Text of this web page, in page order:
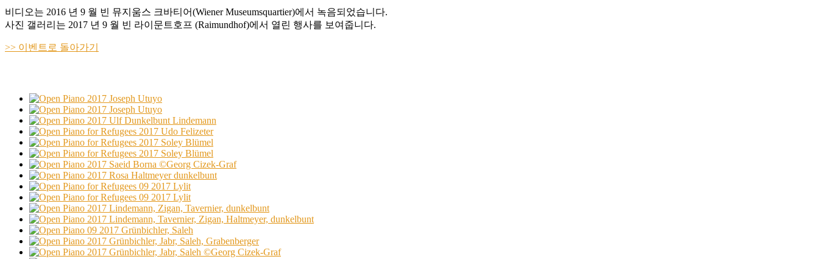
비디오는 2016 년 9 월 빈 뮤지움스 크바티어(Wiener Museumsquartier)에서 녹음되었습니다.
사진 갤러리는 2017 년 9 월 빈 라이문트호프 (Raimundhof)에서 열린 행사를 보여줍니다.
>> 이벤트로 돌아가기